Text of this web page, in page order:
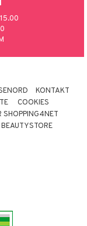
KONTAKT
COOKIES
SHOPPING4NET